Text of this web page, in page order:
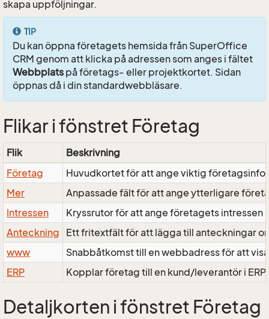
skapa uppföljningar.
TIP
Du kan öppna företagets hemsida från SuperOffice
CRM genom att klicka på adressen som anges i fältet
Webbplats på företags- eller projektkortet. Sidan
öppnas då i din standardwebbläsare.
Flikar i fönstret Företag
Flik
Beskrivning
Företag
Huvudkortet för att ange viktig
Mer
Anpassade fält för att ange ytterligare
Intressen
Kryssrutor för att ange företagets intressen
Anteckning
Ett fritextfält för att lägga till anteckningar
www
Snabbåtkomst till en webbadress för att
ERP
Kopplar företag till en kund/leverantör i
Detaljkorten i fönstret Företag